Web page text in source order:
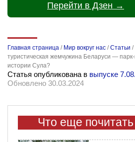
Перейти в Дзен →
Главная страница / Мир вокруг нас /Статьи /
туристическая жемчужина Беларуси —
истории Сула?
Статья опубликована в выпуске
Обновлено 30.03.2024
Что еще